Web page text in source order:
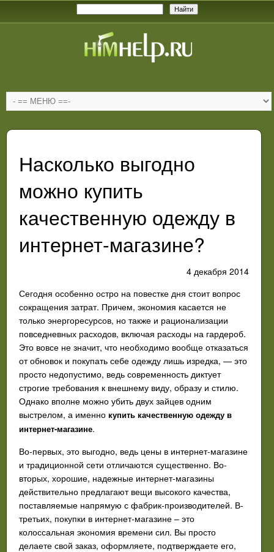
Насколько выгодно
можно купить
качественную одежду в
интернет-магазине?
4 декабря 2014
Сегодня особенно остро на повестке дня стоит вопрос
сокращения затрат. Причем, экономия касается не
только энергоресурсов, но также и рационализации
повседневных расходов, включая расходы на гардероб.
Это вовсе не значит, что необходимо вообще отказаться
от обновок и покупать себе одежду лишь изредка, — это
просто недопустимо, ведь современность диктует
строгие требования к внешнему виду, образу и стилю.
Однако вполне можно убить двух зайцев одним
выстрелом, а именно купить качественную одежду в
интернет-магазине.
Во-первых, это выгодно, ведь цены в интернет-магазине
и традиционной сети отличаются существенно. Во-
вторых, хорошие, надежные интернет-магазины
действительно предлагают вещи высокого качества,
поставляемые напрямую с фабрик-производителей. В-
третьих, покупки в интернет-магазине – это
колоссальная экономия времени сил. Вы просто
делаете свой заказ, оформляете, подтверждаете его,